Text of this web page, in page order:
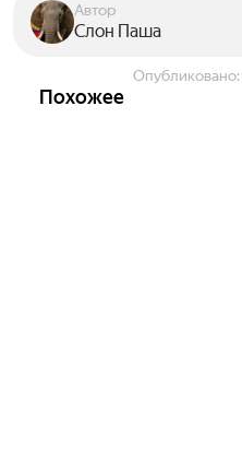
Автор
Слон Паша
Опубликовано:
Похожее